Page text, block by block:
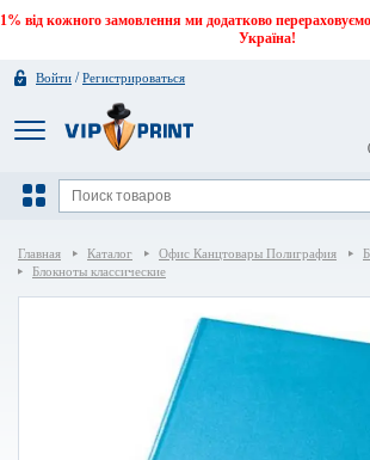
1% від кожного замовлення ми додатково
Україна!
Войти /Регистрироваться
Главная Каталог Офис Канцтовары Полиграфия
Блокноты классические